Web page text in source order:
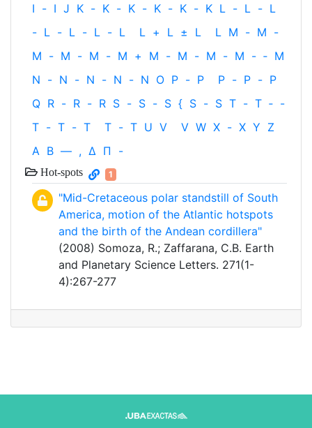
I - I J K - K - K - K - K - K L - L - L
- L - L - L - L L + L ± L L M - M -
M - M - M - M + M - M - M - M - ‐ M
N - N - N - N - N O P - P P - P - P
Q R - R - R S - S - S { S - S T - T ‐ -
T - T - T T - T U V V W X - X Y Z
Α Β — , Δ Π -
Hot-spots 1
"Mid-Cretaceous polar standstill of South
America, motion of the Atlantic hotspots
and the birth of the Andean cordillera"
(2008) Somoza, R.; Zaffarana, C.B. Earth
and Planetary Science Letters. 271(1-
4):267-277